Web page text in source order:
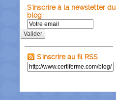
S'inscrire à la newsletter du
blog
Valider
S'inscrire au fil RSS